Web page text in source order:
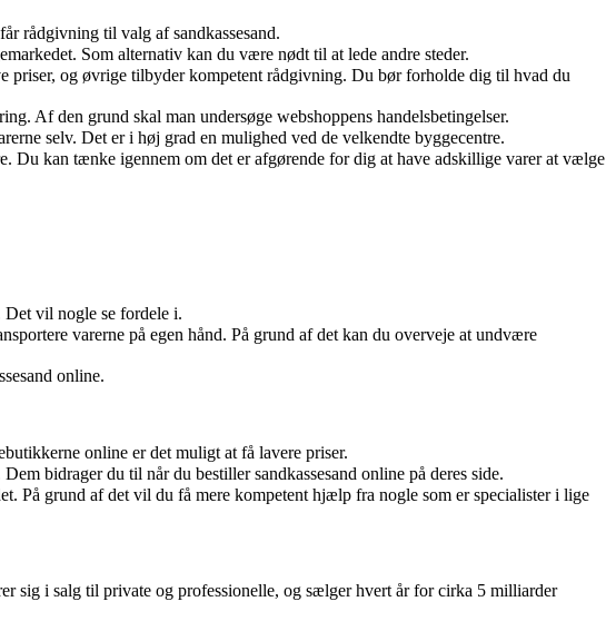
rådgivning til valg af sandkassesand.
Som alternativ kan du være nødt til at lede andre steder.
priser, og øvrige tilbyder kompetent rådgivning. Du bør forholde dig til hvad du
Af den grund skal man undersøge webshoppens handelsbetingelser.
selv. Det er i høj grad en mulighed ved de velkendte byggecentre.
Du kan tænke igennem om det er afgørende for dig at have adskillige varer at vælge
Det vil nogle se fordele i.
varerne på egen hånd. På grund af det kan du overveje at undvære
online.
online er det muligt at få lavere priser.
bidrager du til når du bestiller sandkassesand online på deres side.
På grund af det vil du få mere kompetent hjælp fra nogle som er specialister i lige
sig i salg til private og professionelle, og sælger hvert år for cirka 5 milliarder